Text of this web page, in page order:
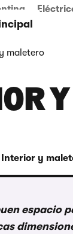
maletero
Interior y
espacio